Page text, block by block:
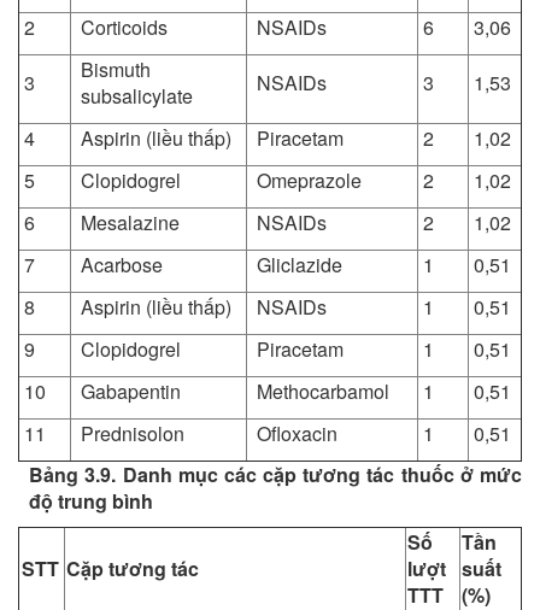
2
Corticoids NSAIDs 6
3,06
3
Bismuth
subsalicylate
NSAIDs 3
1,53
4
Aspirin (liều thấp) Piracetam 2
1,02
5
Clopidogrel Omeprazole 2
1,02
6
Mesalazine NSAIDs 2
1,02
7
Acarbose Gliclazide 1
0,51
8
Aspirin (liều thấp) NSAIDs 1
0,51
9
Clopidogrel Piracetam 1
0,51
10
Gabapentin Methocarbamol 1
0,51
11
Prednisolon Ofloxacin 1
0,51
Bảng 3.9. Danh mục các cặp tương tác thuốc ở mức
độ trung bình
STT Cặp tương tác
Số
lượt
TTT
Tần
suất
(%)